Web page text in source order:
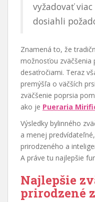
vyžadovať
dosiahli
Znamená to, že
možnosťou zväčšenia
desaťročiami. Teraz
premýšľa o väčších
zväčšenie poprsia
ako je Pueraria
Výsledky bylinného
a menej
prirodzeného a
A práve tu najlepšie
Najlepšie
prirodzené